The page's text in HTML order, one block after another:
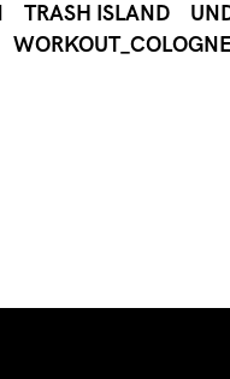
TRASH ISLAND
WORKOUT_COLOGNE